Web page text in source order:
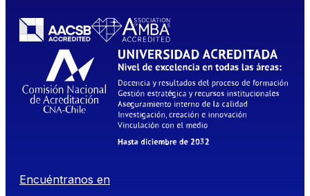
Encuéntranos en